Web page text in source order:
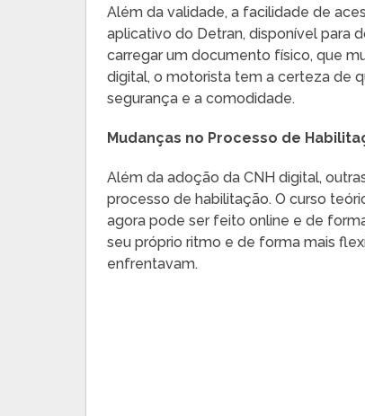
Além da validade, a facilidade de
aplicativo do Detran, disponível para
carregar um documento físico, que
digital, o motorista tem a certeza de
segurança e a comodidade.
Mudanças no Processo de
Além da adoção da CNH digital,
processo de habilitação. O curso
agora pode ser feito online e de
seu próprio ritmo e de forma mais
enfrentavam.